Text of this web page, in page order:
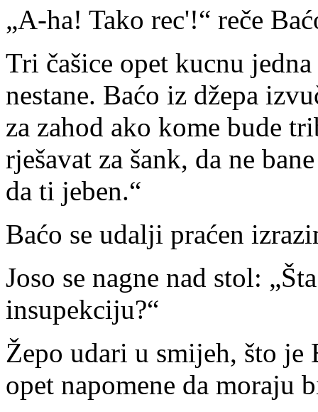
„A-ha! Tako rec'!“ reče
Tri čašice opet kucnu
nestane. Baćo iz džepa
za zahod ako kome bude
rješavat za šank, da ne
da ti jeben.“
Baćo se udalji praćen
Joso se nagne nad stol:
insupekciju?“
Žepo udari u smijeh, što je
opet napomene da moraju